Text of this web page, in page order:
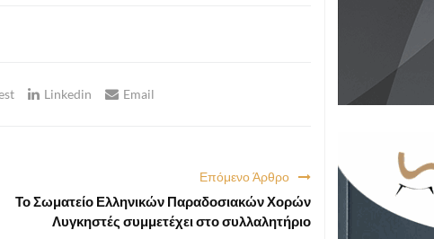
Linkedin Email
Επόμενο Άρθρο
Το Σωματείο Ελληνικών Παραδοσιακών Χορών
Λυγκηστές συμμετέχει στο συλλαλητήριο